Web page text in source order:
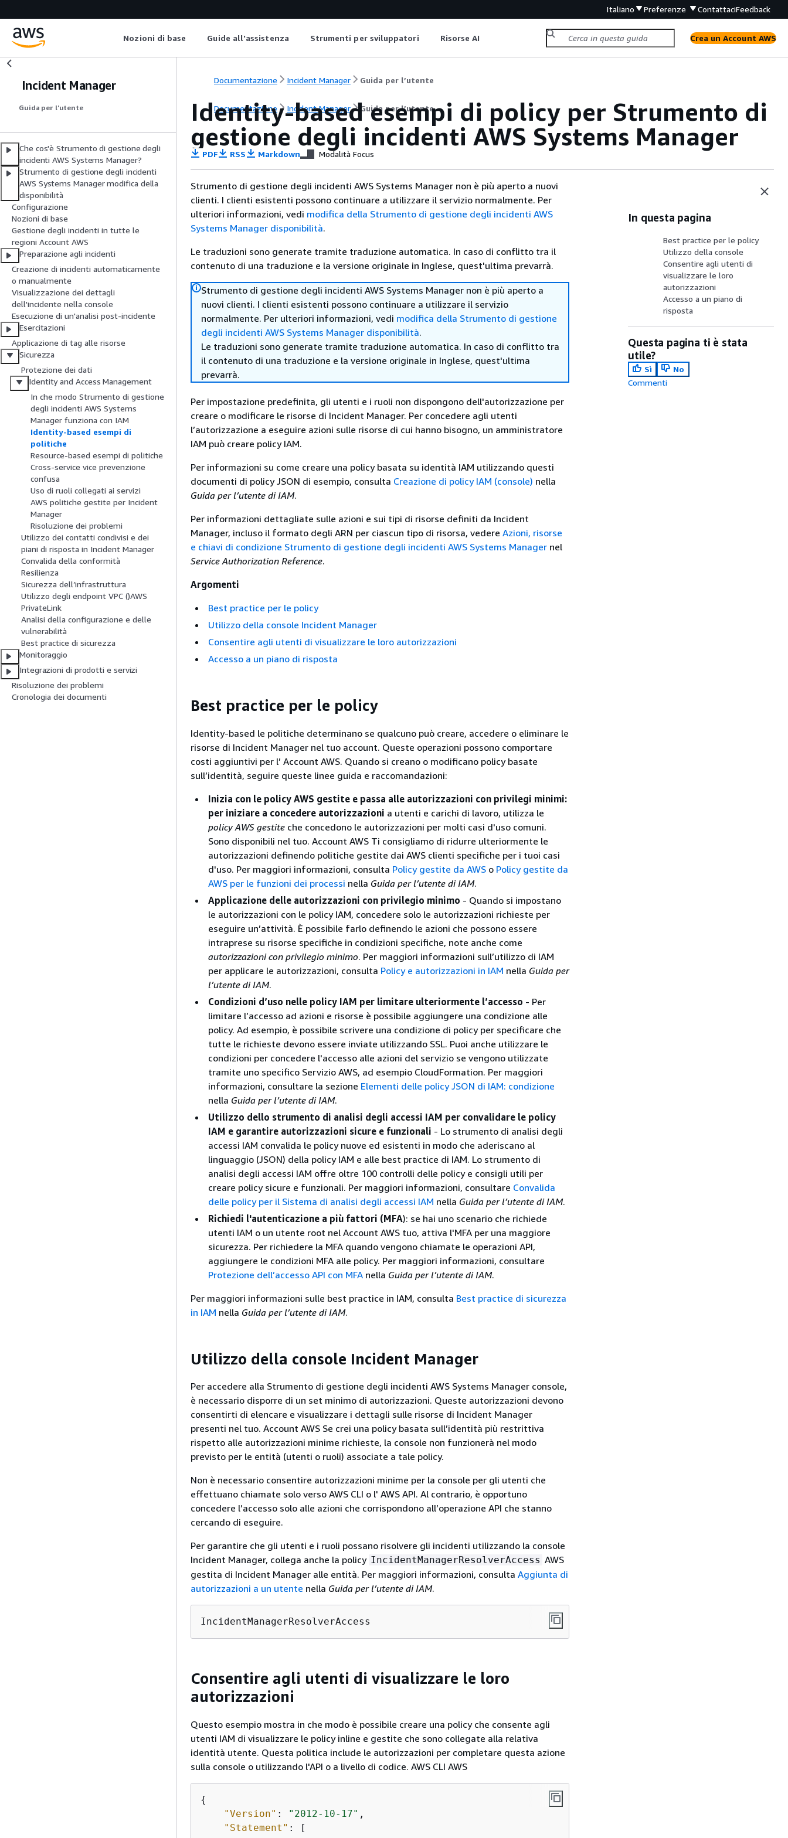
Italiano Preferenze ContattaciFeedback
Nozioni di base Guide all'assistenza Strumenti per sviluppatori Risorse AI Crea un Account AWS
Incident Manager
Guida per l’utente
Che cos'è Strumento di gestione degli
incidenti AWS Systems Manager?
Strumento di gestione degli incidenti
AWS Systems Manager modifica della
disponibilità
Configurazione
Nozioni di base
Gestione degli incidenti in tutte le
regioni Account AWS
Preparazione agli incidenti
Creazione di incidenti automaticamente
o manualmente
Visualizzazione dei dettagli
dell'incidente nella console
Esecuzione di un'analisi post-incidente
Esercitazioni
Applicazione di tag alle risorse
Sicurezza
Protezione dei dati
Identity and Access Management
In che modo Strumento di gestione
degli incidenti AWS Systems
Manager funziona con IAM
Identity-based esempi di
politiche
Resource-based esempi di politiche
Cross-service vice prevenzione
confusa
Uso di ruoli collegati ai servizi
AWS politiche gestite per Incident
Manager
Risoluzione dei problemi
Utilizzo dei contatti condivisi e dei
piani di risposta in Incident Manager
Convalida della conformità
Resilienza
Sicurezza dell’infrastruttura
Utilizzo degli endpoint VPC ()AWS
PrivateLink
Analisi della configurazione e delle
vulnerabilità
Best practice di sicurezza
Monitoraggio
Integrazioni di prodotti e servizi
Risoluzione dei problemi
Cronologia dei documenti
Documentazione Incident Manager Guida per l’utente
Documentazione Incident Manager Guida per l’utente
Identity-based esempi di policy per Strumento di
gestione degli incidenti AWS Systems Manager
PDF RSS Markdown Modalità Focus
Strumento di gestione degli incidenti AWS Systems Manager non è più aperto a nuovi
clienti. I clienti esistenti possono continuare a utilizzare il servizio normalmente. Per
ulteriori informazioni, vedi modifica della Strumento di gestione degli incidenti AWS
Systems Manager disponibilità.
Le traduzioni sono generate tramite traduzione automatica. In caso di conflitto tra il
contenuto di una traduzione e la versione originale in Inglese, quest'ultima prevarrà.
Strumento di gestione degli incidenti AWS Systems Manager non è più aperto a
nuovi clienti. I clienti esistenti possono continuare a utilizzare il servizio
normalmente. Per ulteriori informazioni, vedi modifica della Strumento di gestione
degli incidenti AWS Systems Manager disponibilità.
Le traduzioni sono generate tramite traduzione automatica. In caso di conflitto tra
il contenuto di una traduzione e la versione originale in Inglese, quest'ultima
prevarrà.
Per impostazione predefinita, gli utenti e i ruoli non dispongono dell'autorizzazione per
creare o modificare le risorse di Incident Manager. Per concedere agli utenti
l’autorizzazione a eseguire azioni sulle risorse di cui hanno bisogno, un amministratore
IAM può creare policy IAM.
Per informazioni su come creare una policy basata su identità IAM utilizzando questi
documenti di policy JSON di esempio, consulta Creazione di policy IAM (console) nella
Guida per l’utente di IAM.
Per informazioni dettagliate sulle azioni e sui tipi di risorse definiti da Incident
Manager, incluso il formato degli ARN per ciascun tipo di risorsa, vedere Azioni, risorse
e chiavi di condizione Strumento di gestione degli incidenti AWS Systems Manager nel
Service Authorization Reference.
Argomenti
Best practice per le policy
Utilizzo della console Incident Manager
Consentire agli utenti di visualizzare le loro autorizzazioni
Accesso a un piano di risposta
Best practice per le policy
Identity-based le politiche determinano se qualcuno può creare, accedere o eliminare le
risorse di Incident Manager nel tuo account. Queste operazioni possono comportare
costi aggiuntivi per l’ Account AWS. Quando si creano o modificano policy basate
sull’identità, seguire queste linee guida e raccomandazioni:
Inizia con le policy AWS gestite e passa alle autorizzazioni con privilegi minimi:
per iniziare a concedere autorizzazioni a utenti e carichi di lavoro, utilizza le
policy AWS gestite che concedono le autorizzazioni per molti casi d'uso comuni.
Sono disponibili nel tuo. Account AWS Ti consigliamo di ridurre ulteriormente le
autorizzazioni definendo politiche gestite dai AWS clienti specifiche per i tuoi casi
d'uso. Per maggiori informazioni, consulta Policy gestite da AWS o Policy gestite da
AWS per le funzioni dei processi nella Guida per l’utente di IAM.
Applicazione delle autorizzazioni con privilegio minimo - Quando si impostano
le autorizzazioni con le policy IAM, concedere solo le autorizzazioni richieste per
eseguire un’attività. È possibile farlo definendo le azioni che possono essere
intraprese su risorse specifiche in condizioni specifiche, note anche come
autorizzazioni con privilegio minimo. Per maggiori informazioni sull’utilizzo di IAM
per applicare le autorizzazioni, consulta Policy e autorizzazioni in IAM nella Guida per
l’utente di IAM.
Condizioni d’uso nelle policy IAM per limitare ulteriormente l’accesso - Per
limitare l’accesso ad azioni e risorse è possibile aggiungere una condizione alle
policy. Ad esempio, è possibile scrivere una condizione di policy per specificare che
tutte le richieste devono essere inviate utilizzando SSL. Puoi anche utilizzare le
condizioni per concedere l'accesso alle azioni del servizio se vengono utilizzate
tramite uno specifico Servizio AWS, ad esempio CloudFormation. Per maggiori
informazioni, consultare la sezione Elementi delle policy JSON di IAM: condizione
nella Guida per l’utente di IAM.
Utilizzo dello strumento di analisi degli accessi IAM per convalidare le policy
IAM e garantire autorizzazioni sicure e funzionali - Lo strumento di analisi degli
accessi IAM convalida le policy nuove ed esistenti in modo che aderiscano al
linguaggio (JSON) della policy IAM e alle best practice di IAM. Lo strumento di
analisi degli accessi IAM offre oltre 100 controlli delle policy e consigli utili per
creare policy sicure e funzionali. Per maggiori informazioni, consultare Convalida
delle policy per il Sistema di analisi degli accessi IAM nella Guida per l’utente di IAM.
Richiedi l'autenticazione a più fattori (MFA): se hai uno scenario che richiede
utenti IAM o un utente root nel Account AWS tuo, attiva l'MFA per una maggiore
sicurezza. Per richiedere la MFA quando vengono chiamate le operazioni API,
aggiungere le condizioni MFA alle policy. Per maggiori informazioni, consultare
Protezione dell’accesso API con MFA nella Guida per l’utente di IAM.
Per maggiori informazioni sulle best practice in IAM, consulta Best practice di sicurezza
in IAM nella Guida per l’utente di IAM.
Utilizzo della console Incident Manager
Per accedere alla Strumento di gestione degli incidenti AWS Systems Manager console,
è necessario disporre di un set minimo di autorizzazioni. Queste autorizzazioni devono
consentirti di elencare e visualizzare i dettagli sulle risorse di Incident Manager
presenti nel tuo. Account AWS Se crei una policy basata sull’identità più restrittiva
rispetto alle autorizzazioni minime richieste, la console non funzionerà nel modo
previsto per le entità (utenti o ruoli) associate a tale policy.
Non è necessario consentire autorizzazioni minime per la console per gli utenti che
effettuano chiamate solo verso AWS CLI o l' AWS API. Al contrario, è opportuno
concedere l’accesso solo alle azioni che corrispondono all’operazione API che stanno
cercando di eseguire.
Per garantire che gli utenti e i ruoli possano risolvere gli incidenti utilizzando la console
Incident Manager, collega anche la policy IncidentManagerResolverAccess AWS
gestita di Incident Manager alle entità. Per maggiori informazioni, consulta Aggiunta di
autorizzazioni a un utente nella Guida per l’utente di IAM.
IncidentManagerResolverAccess
Consentire agli utenti di visualizzare le loro
autorizzazioni
Questo esempio mostra in che modo è possibile creare una policy che consente agli
utenti IAM di visualizzare le policy inline e gestite che sono collegate alla relativa
identità utente. Questa politica include le autorizzazioni per completare questa azione
sulla console o utilizzando l'API o a livello di codice. AWS CLI AWS
{
"Version" : "2012-10-17" ,
"Statement" : [
In questa pagina
Best practice per le policy
Utilizzo della console
Consentire agli utenti di
visualizzare le loro
autorizzazioni
Accesso a un piano di
risposta
Questa pagina ti è stata
utile?
Sì
No
Commenti